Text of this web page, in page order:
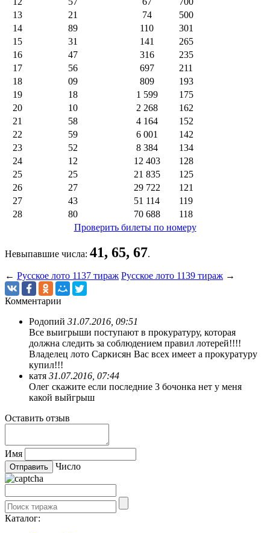
13
21 74
500
14
89 110
301
15
31 141
265
16
47 316
235
17
56 697
211
18
09 809
193
19
18 1 599
175
20
10 2 268
162
21
58 4 164
152
22
59 6 001
142
23
52 8 384
134
24
12 12 403
128
25
25 21 835
125
26
27 29 722
121
27
43 51 114
119
28
80 70 688
118
Проверить билеты по номеру
Невыпавшие числа: 41, 65, 67.
← Русское лото 1137 тираж Русское лото 1139 тираж →
Комментарии
Родопий 31.07.2016, 09:51
Все выигрыши поступают в прокуратуру, которая
должна следить за соблюдением правил лотерей!!!!
Владелец лото Саркисян Вас всех имеет а прокуратуру
купил!!!
катя 31.07.2016, 07:44
Олег скажите если последние 3 бочонка нет у меня
какой выйгрыш
Оставить отзыв
Имя
Число
Каталог: